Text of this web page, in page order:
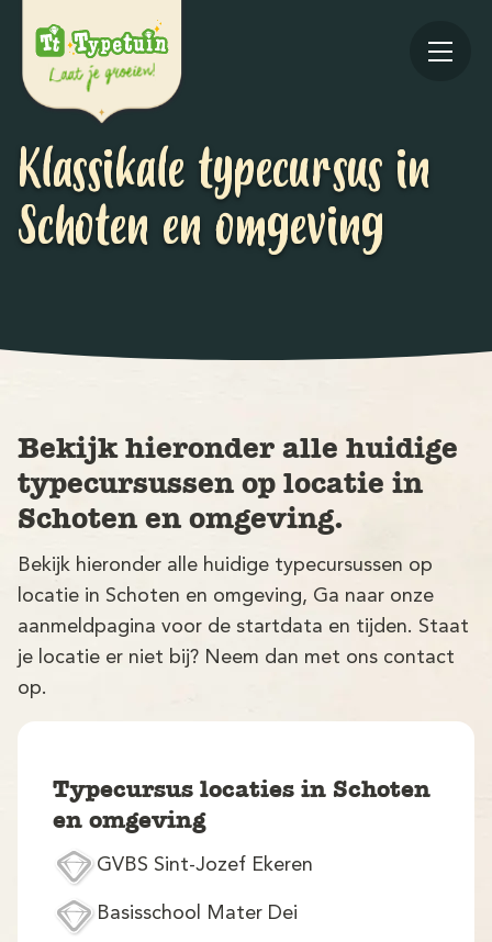
Klassikale typecursus in
Schoten en omgeving
Bekijk hieronder alle huidige
typecursussen op locatie in
Schoten en omgeving.
Bekijk hieronder alle huidige typecursussen op
locatie in Schoten en omgeving, Ga naar onze
aanmeldpagina voor de startdata en tijden. Staat
je locatie er niet bij? Neem dan met ons contact
op.
Typecursus locaties in Schoten
en omgeving
GVBS Sint-Jozef Ekeren
Basisschool Mater Dei